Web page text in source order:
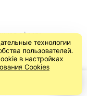
оферта
технологии
пользователей.
в настройках
Cookies